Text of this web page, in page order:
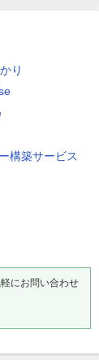
り
構築サービス
にお問い合わせ